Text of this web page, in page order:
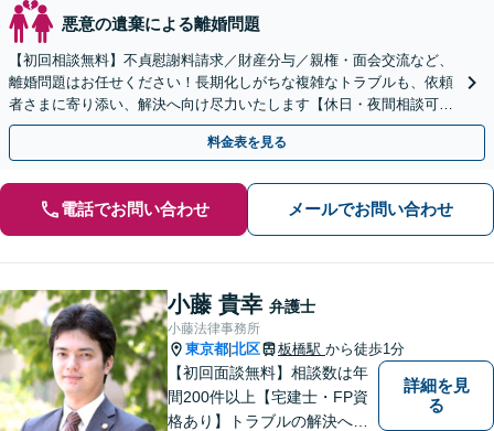
悪意の遺棄による離婚問題
【初回相談無料】不貞慰謝料請求／財産分与／親権・面会交流など、
離婚問題はお任せください！長期化しがちな複雑なトラブルも、依頼
者さまに寄り添い、解決へ向け尽力いたします【休日・夜間相談可】
気軽にご相談できるバックアッププランあり【池袋駅4分】
料金表を見る
電話でお問い合わせ メールでお問い合わせ
小藤 貴幸 弁護士
小藤法律事務所
東京都 北区 板橋駅 から徒歩1分
【初回面談無料】相談数は年
間200件以上【宅建士・FP資
格あり】トラブルの解決へは
詳細を見
る